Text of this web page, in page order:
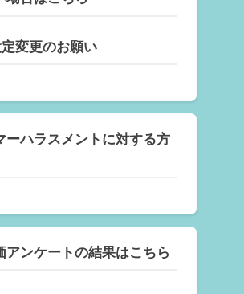
変更のお願い
ーハラスメントに対する方
アンケートの結果はこちら